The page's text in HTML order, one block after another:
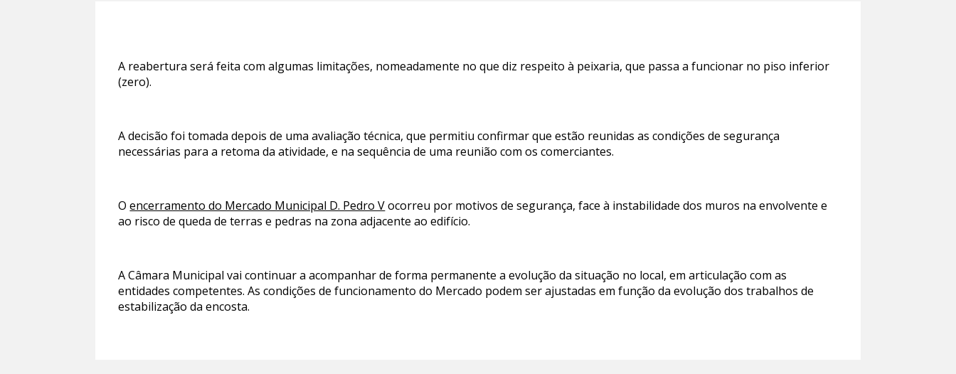
A reabertura será feita com algumas limitações, nomeadamente no que diz respeito à peixaria, que passa a funcionar no piso inferior
(zero).
A decisão foi tomada depois de uma avaliação técnica, que permitiu confirmar que estão reunidas as condições de segurança
necessárias para a retoma da atividade, e na sequência de uma reunião com os comerciantes.
Oencerramento do Mercado Municipal D. Pedro Vocorreu por motivos de segurança, face à instabilidade dos muros na envolvente e
ao risco de queda de terras e pedras na zona adjacente ao edifício.
A Câmara Municipal vai continuar a acompanhar de forma permanente a evolução da situação no local, em articulação com as
entidades competentes. As condições de funcionamento do Mercado podem ser ajustadas em função da evolução dos trabalhos de
estabilização da encosta.